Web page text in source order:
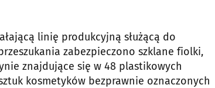
linię produkcyjną służącą do
zabezpieczono szklane fiolki,
znajdujące się w 48 plastikowych
kosmetyków bezprawnie oznaczonych